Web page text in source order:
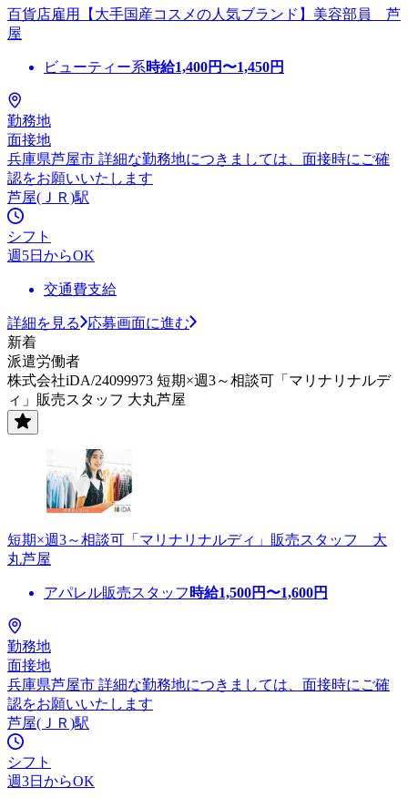
百貨店雇用【大手国産コスメの人気ブランド】美容部員 芦
屋
ビューティー系時給1,400円〜1,450円
勤務地
面接地
兵庫県芦屋市 詳細な勤務地につきましては、面接時にご確
認をお願いいたします
芦屋(ＪＲ)駅
シフト
週5日からOK
交通費支給
詳細を見る
応募画面に進む
新着
派遣労働者
株式会社iDA/24099973 短期×週3～相談可「マリナリナルデ
ィ」販売スタッフ 大丸芦屋
短期×週3～相談可「マリナリナルディ」販売スタッフ 大
丸芦屋
アパレル販売スタッフ 時給1,500円〜1,600円
勤務地
面接地
兵庫県芦屋市 詳細な勤務地につきましては、面接時にご確
認をお願いいたします
芦屋(ＪＲ)駅
シフト
週3日からOK